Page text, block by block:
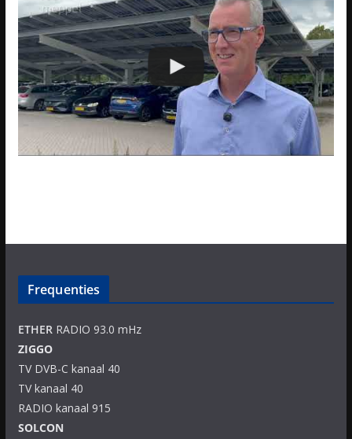
Frequenties
ETHERRADIO 93.0 mHz
ZIGGO
TV DVB-C kanaal 40
TV kanaal 40
RADIO kanaal 915
SOLCON